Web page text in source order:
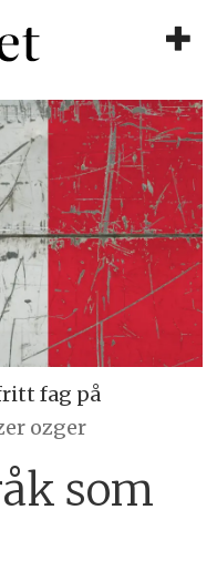
fag på
ozger
som